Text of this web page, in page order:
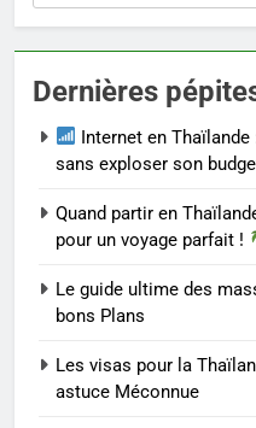
Dernières
Internet en
sans exploser son
Quand partir en
pour un voyage parfait !
Le guide ultime des
bons Plans
Les visas pour la
astuce Méconnue